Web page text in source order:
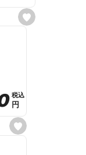
s
e
s
e
税込
税込
円
円